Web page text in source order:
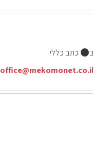
כתב כללי
office@mekomonet.co.il